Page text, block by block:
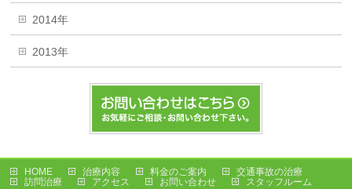
2014年
2013年
HOME 治療内容 料金のご案内
交通事故の治療
訪問治療
アクセス お問い合わせ スタッフルーム